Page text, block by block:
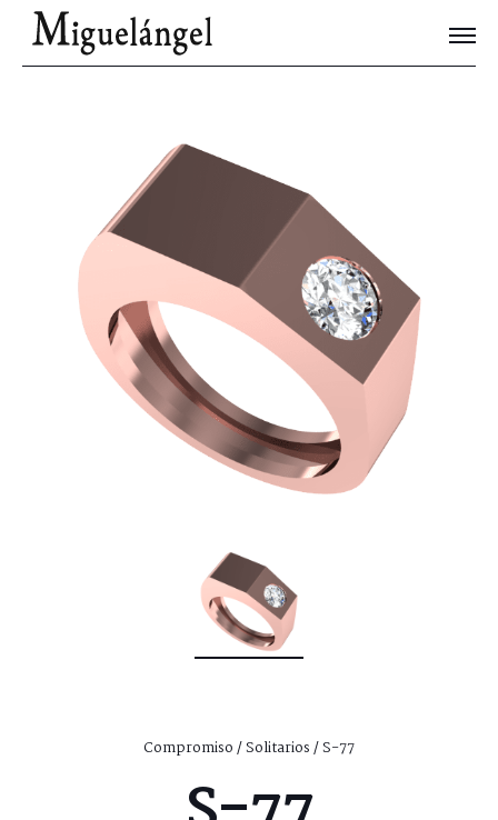
Joyas Únicas
Blog
Contacto
Compromiso/Solitarios/ S-77